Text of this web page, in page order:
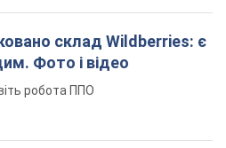
склад Wildberries: є
Фото і відео
робота ППО